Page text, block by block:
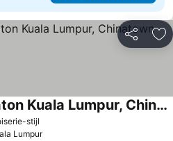
Delen
stijl
Four Points by Sheraton Kuala Lumpur, Chinatown
Lumpur